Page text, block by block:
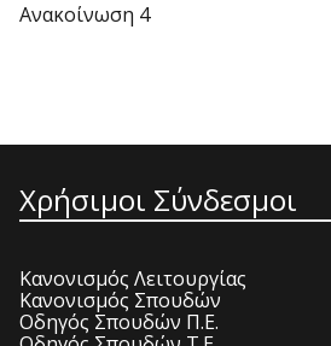
Ανακοίνωση 4
Χρήσιμοι Σύνδεσμοι
Κανονισμός Λειτουργίας
Κανονισμός Σπουδών
Οδηγός Σπουδών Π.Ε.